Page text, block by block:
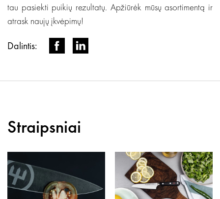
tau pasiekti puikių rezultatų. Apžiūrėk mūsų asortimentą ir
atrask naujų įkvėpimų!
Dalintis:
Straipsniai